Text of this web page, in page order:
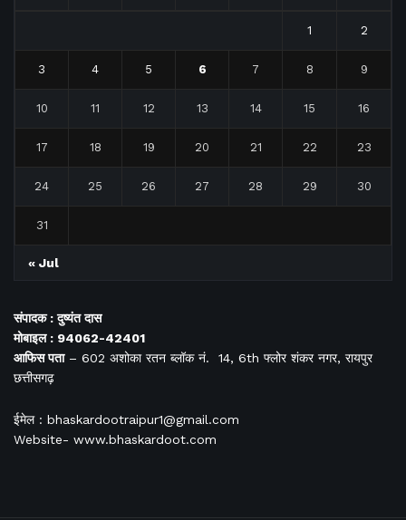
1 2
3 4 5 6 7 8 9
10 11 12 13 14 15 16
17 18 19 20 21 22 23
24 25 26 27 28 29 30
31
« Jul
संपादक : दुष्यंत दास
मोबाइल : 94062-42401
आफिसपता– 602 अशोका रतन ब्लॉक नं. 14, 6th फ्लोर शंकर नगर, रायपुर
छत्तीसगढ़
ईमेल : bhaskardootraipur1@gmail.com
Website- www.bhaskardoot.com